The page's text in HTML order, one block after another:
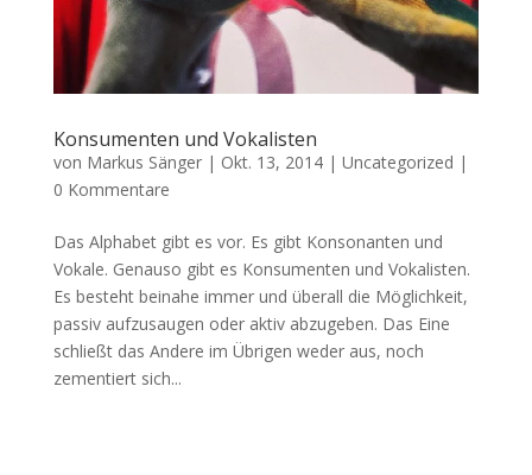
Konsumenten und Vokalisten
von Markus Sänger| Okt. 13, 2014| Uncategorized |
0 Kommentare
Das Alphabet gibt es vor. Es gibt Konsonanten und
Vokale. Genauso gibt es Konsumenten und Vokalisten.
Es besteht beinahe immer und überall die Möglichkeit,
passiv aufzusaugen oder aktiv abzugeben. Das Eine
schließt das Andere im Übrigen weder aus, noch
zementiert sich...